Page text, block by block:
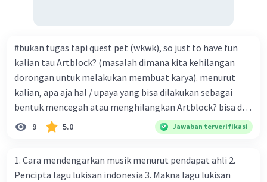
#bukan tugas tapi quest pet (wkwk), so just to have fun
kalian tau Artblock? (masalah dimana kita kehilangan
dorongan untuk melakukan membuat karya). menurut
kalian, apa aja hal / upaya yang bisa dilakukan sebagai
bentuk mencegah atau menghilangkan Artblock? bisa dari
yang simpel dan mudah, atau ke cara yang mungkin lebih
efektif untuk mendatangkan dorongan dan
gitu lah) you're welcome for the golds.
9 5.0 Jawaban terverifikasi
1. Cara mendengarkan musik menurut pendapat ahli 2.
Pencipta lagu lukisan indonesia 3. Makna lagu lukisan